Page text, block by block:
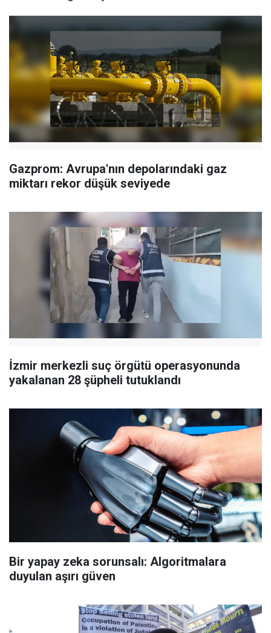
Gazprom: Avrupa'nın depolarındaki gaz
miktarı rekor düşük seviyede
İzmir merkezli suç örgütü operasyonunda
yakalanan 28 şüpheli tutuklandı
Bir yapay zeka sorunsalı: Algoritmalara
duyulan aşırı güven